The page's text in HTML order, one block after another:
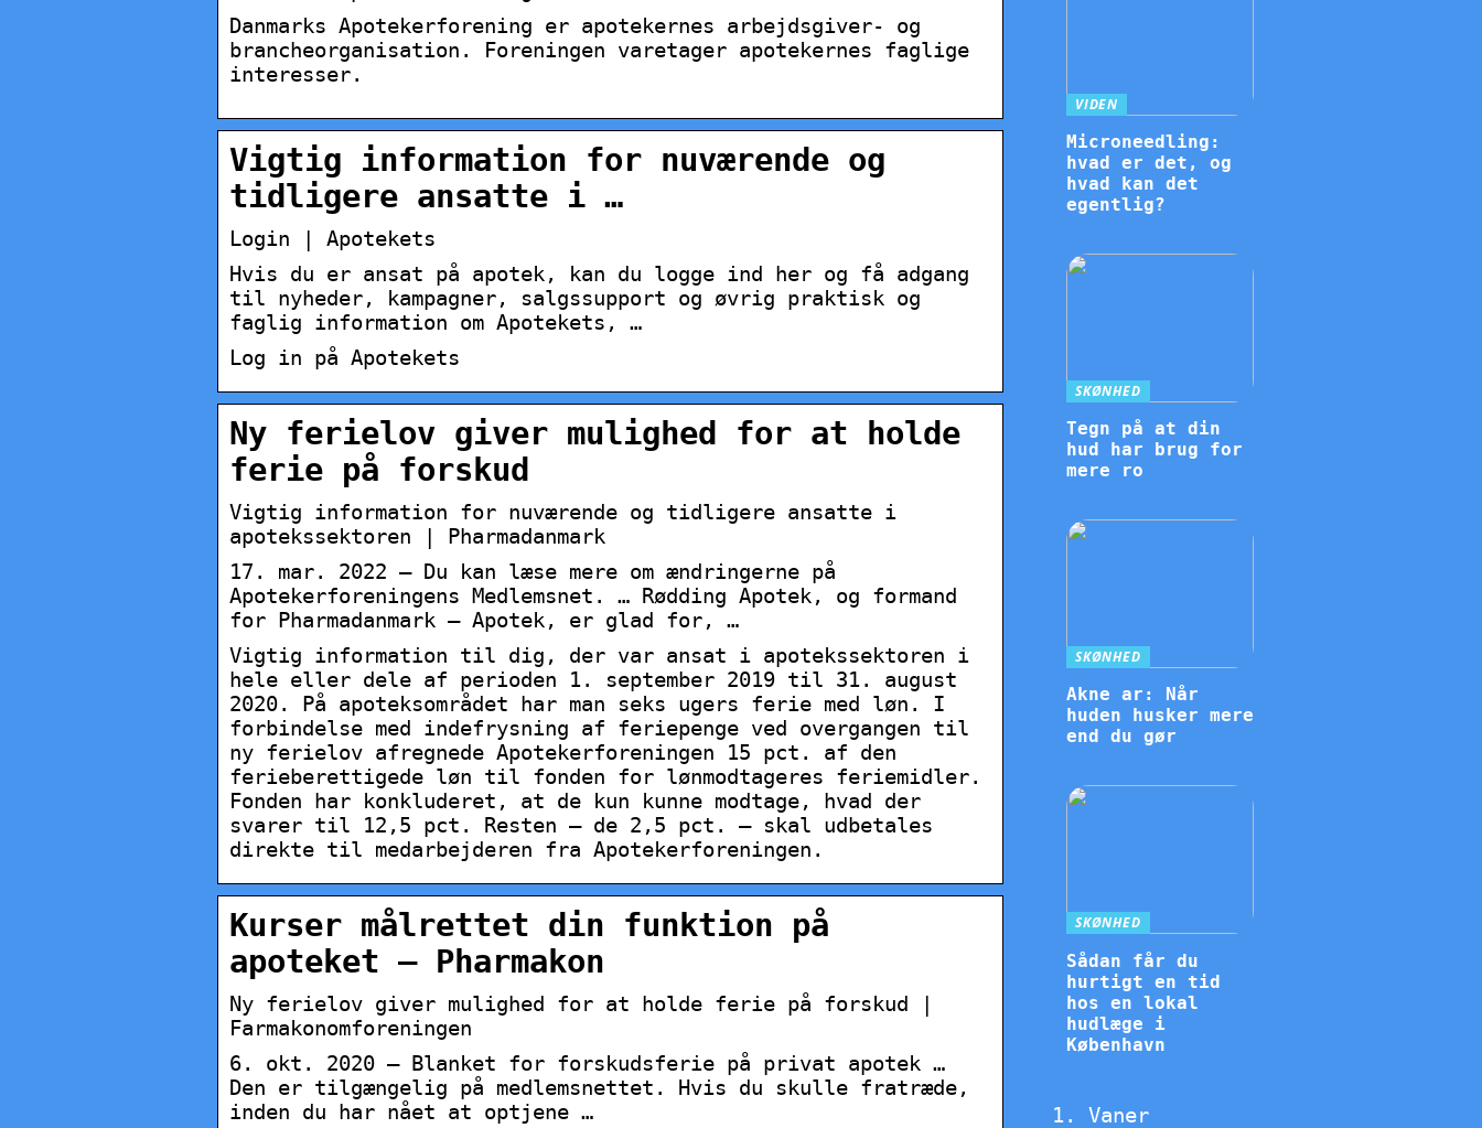
Danmarks Apotekerforening er apotekernes arbejdsgiver- og
brancheorganisation. Foreningen varetager apotekernes faglige
interesser.
Vigtig information for nuværende og
tidligere ansatte i …
Login | Apotekets
Hvis du er ansat på apotek, kan du logge ind her og få adgang
til nyheder, kampagner, salgssupport og øvrig praktisk og
faglig information om Apotekets, …
Log in på Apotekets
Ny ferielov giver mulighed for at holde
ferie på forskud
Vigtig information for nuværende og tidligere ansatte i
apotekssektoren | Pharmadanmark
17. mar. 2022 — Du kan læse mere om ændringerne på
Apotekerforeningens Medlemsnet. … Rødding Apotek, og formand
for Pharmadanmark – Apotek, er glad for, …
Vigtig information til dig, der var ansat i apotekssektoren i
hele eller dele af perioden 1. september 2019 til 31. august
2020. På apoteksområdet har man seks ugers ferie med løn. I
forbindelse med indefrysning af feriepenge ved overgangen til
ny ferielov afregnede Apotekerforeningen 15 pct. af den
ferieberettigede løn til fonden for lønmodtageres feriemidler.
Fonden har konkluderet, at de kun kunne modtage, hvad der
svarer til 12,5 pct. Resten – de 2,5 pct. – skal udbetales
direkte til medarbejderen fra Apotekerforeningen.
Kurser målrettet din funktion på
apoteket – Pharmakon
Ny ferielov giver mulighed for at holde ferie på forskud |
Farmakonomforeningen
6. okt. 2020 — Blanket for forskudsferie på privat apotek …
Den er tilgængelig på medlemsnettet. Hvis du skulle fratræde,
inden du har nået at optjene …
VIDEN
Microneedling:
hvad er det, og
hvad kan det
egentlig?
SKØNHED
Tegn på at din
hud har brug for
mere ro
SKØNHED
Akne ar: Når
huden husker mere
end du gør
SKØNHED
Sådan får du
hurtigt en tid
hos en lokal
hudlæge i
København
Vaner